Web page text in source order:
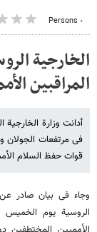
٠ Persons
الخارجیة
المراقبین
أدانت وزارة
فی مرتفعات الجولان
قوات حفظ السلام
وجاء فی بیان صادر